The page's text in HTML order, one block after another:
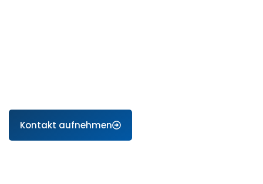
Kontakt aufnehmen